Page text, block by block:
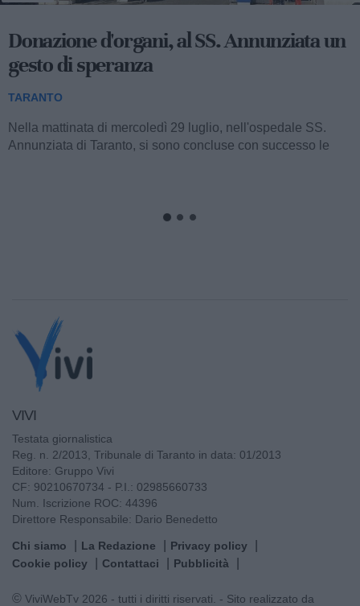
Agricoltura, a Massafra si coltiva
l'innovazione del CSR
TARANTO
Nella sede operativa del Consorzio Global Fresh
Fruit (collocata al km 640+400 della Strada Statale 7 Appia,
VIVI
Testata giornalistica
Reg. n. 2/2013, Tribunale di Taranto in data: 01/2013
Editore: Gruppo Vivi
CF: 90210670734 - P.I.: 02985660733
Num. Iscrizione ROC: 44396
Direttore Responsabile: Dario Benedetto
Chi siamo La Redazione
Privacy policy
Cookie policy
Contattaci Pubblicità
© ViviWebTv 2026 - tutti i diritti riservati. - Sito realizzato da